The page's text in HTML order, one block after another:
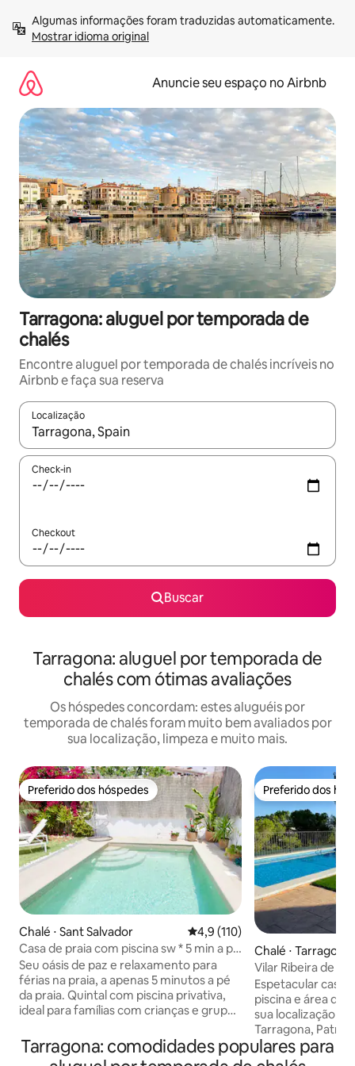
para
Mostrar idioma original
Anuncie seu espaço no Airbnb
Tarragona: aluguel por temporada de
chalés
Encontre aluguel por temporada de chalés incríveis no
Airbnb e faça sua reserva
Localização
Quando os resultados estiverem disponíveis, explore-os
Check-in
Checkout
Buscar
Tarragona: aluguel por temporada de
chalés com ótimas avaliações
Os hóspedes concordam: estes aluguéis por
temporada de chalés foram muito bem avaliados por
sua localização, limpeza e muito mais.
Preferido dos hóspedes
Preferido dos hóspedes
Chalé ⋅ Sant Salvador 4,9 de uma avaliação média de
4,9 (110)
Casa de praia com piscina sw * 5 min a pé
da praia
Seu oásis de paz e relaxamento para
férias na praia, a apenas 5 minutos a pé
da praia. Quintal com piscina privativa,
ideal para famílias com crianças e grupos
necessários. 30 min de Tarragona e Port
Aventura, 45 min de Barcelona e 5 min
Preferido dos
Preferido dos
Chalé ⋅ Tarragona
Vilar Ribeira de
de Tarragona
Espetacular casa
piscina e área de
sua localização a
Tarragona,
minutos das
Port Aventura. Grande terraço ao ar
Tarragona: comodidades populares para